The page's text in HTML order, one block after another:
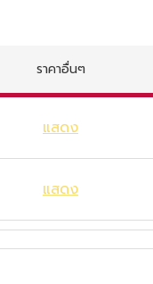
ราคาอื่นๆ
แสดง
แสดง